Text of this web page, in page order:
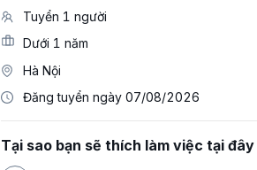
Tuyển 1 người
Dưới 1 năm
Hà Nội
Đăng tuyển ngày 07/08/2026
Tại sao bạn sẽ thích làm việc tại đây